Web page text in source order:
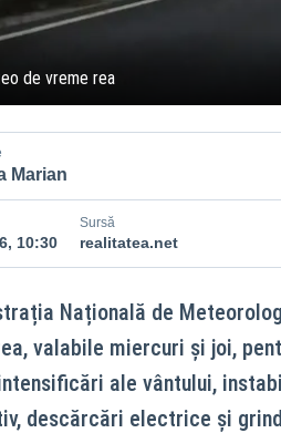
de vreme rea
Marian
10:30
Sursă
realitatea.net
Națională de
valabile miercuri și joi,
ale vântului,
descărcări electrice și